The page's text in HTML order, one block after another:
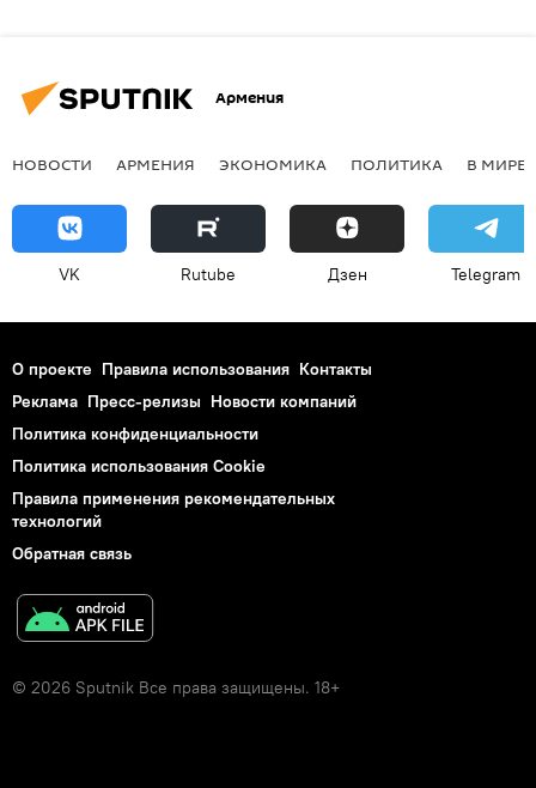
Армения
НОВОСТИ АРМЕНИЯ ЭКОНОМИКА ПОЛИТИКА В МИРЕ
VK Rutube Дзен Telegram
О проекте Правила использования Контакты
Реклама Пресс-релизы Новости компаний
Политика конфиденциальности
Политика использования Cookie
Правила применения рекомендательных
технологий
Обратная связь
© 2026 Sputnik Все права защищены. 18+